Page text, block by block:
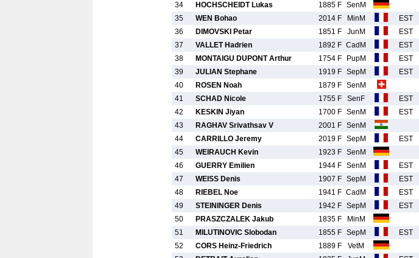
34
HOCHSCHEIDT Lukas 1885 F SenM
35
WEN Bohao 2014 F MinM EST
36
DIMOVSKI Petar 1851 F JunM EST
37
VALLET Hadrien 1892 F CadM EST
38
MONTAIGU DUPONT Arthur 1754 F PupM EST
39
JULIAN Stephane 1919 F SepM EST
40
ROSEN Noah 1879 F SenM
41
SCHAD Nicole 1755 F SenF EST
42
KESKIN Jiyan 1700 F SenM EST
43
RAGHAV Srivathsav V 2001 F SenM
44
CARRILLO Jeremy 2019 F SepM EST
45
WEIRAUCH Kevin 1923 F SenM
46
GUERRY Emilien 1944 F SenM EST
47
WEISS Denis 1907 F SepM EST
48
RIEBEL Noe 1941 F CadM EST
49
STEININGER Denis 1942 F SepM EST
50
PRASZCZALEK Jakub 1835 F MinM
51
MILUTINOVIC Slobodan 1855 F SepM EST
52
CORS Heinz-Friedrich 1889 F VetM